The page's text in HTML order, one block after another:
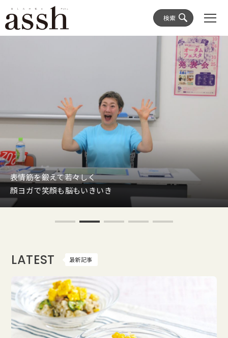
検索
表情筋を鍛えて若々しく
顔ヨガで笑顔も脳もいきいき
LATEST 最新記事